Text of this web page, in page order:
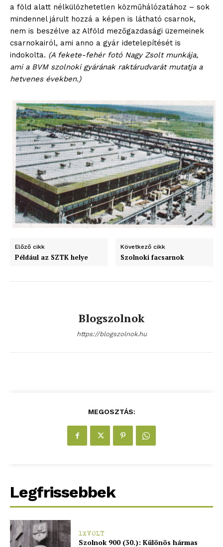
szubjektív élményportál
Kapcsolat
Adatkezelési tájékoztató
Hirdetés
a föld alatt nélkülözhetetlen közműhálózatához – sok
mindennel járult hozzá a képen is látható csarnok,
nem is beszélve az Alföld mezőgazdasági üzemeinek
csarnokairól, ami anno a gyár idetelepítését is
indokolta. (A fekete-fehér fotó Nagy Zsolt munkája,
ami a BVM szolnoki gyárának raktárudvarát mutatja a
hetvenes években.)
Előző cikk
Például az SZTK helye
Következő cikk
Szolnoki facsarnok
Blogszolnok
https://blogszolnok.hu
MEGOSZTÁS:
Legfrissebbek
1XVOLT
Szolnok 900 (30.): Különös hármas